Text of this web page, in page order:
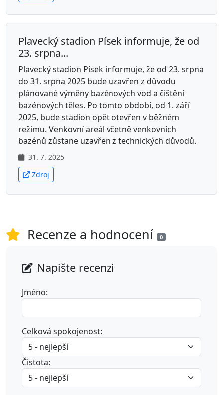
Plavecký stadion Písek informuje, že od
23. srpna...
Plavecký stadion Písek informuje, že od 23. srpna
do 31. srpna 2025 bude uzavřen z důvodu
plánované výměny bazénových vod a čištění
bazénových těles. Po tomto období, od 1. září
2025, bude stadion opět otevřen v běžném
režimu. Venkovní areál včetně venkovních
bazénů zůstane uzavřen z technických důvodů.
31. 7. 2025
Zdroj
Recenze a hodnocení 0
Napište recenzi
Jméno:
Celková spokojenost:
Čistota: